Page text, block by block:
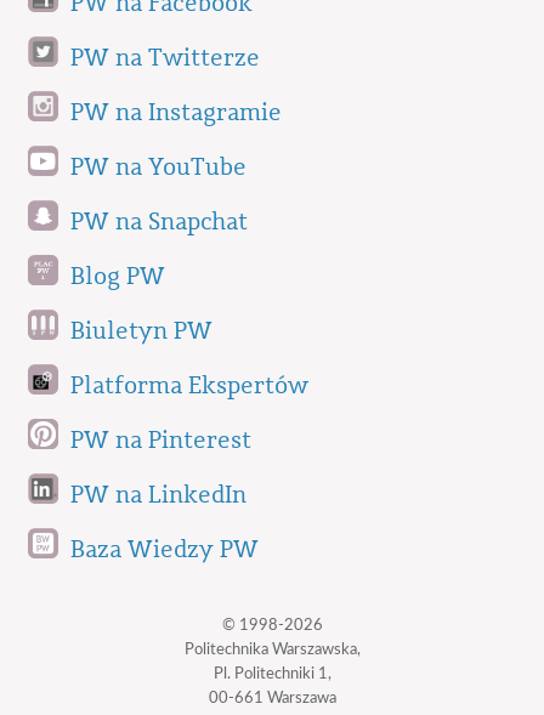
PW na Twitterze
PW na Instagramie
PW na YouTube
PW na Snapchat
Blog PW
Biuletyn PW
Platforma Ekspertów
PW na Pinterest
PW na LinkedIn
Baza Wiedzy PW
© 1998-2026
Politechnika Warszawska,
Pl. Politechniki 1,
00-661 Warszawa